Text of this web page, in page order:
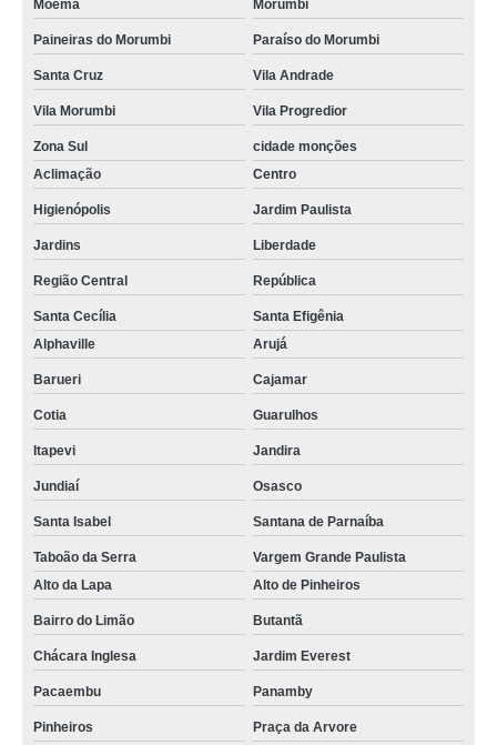
Moema Morumbi
Paineiras do Morumbi Paraíso do Morumbi
Santa Cruz Vila Andrade
Vila Morumbi Vila Progredior
Zona Sul
cidade monções
Aclimação
Centro
Higienópolis Jardim Paulista
Jardins Liberdade
Região Central República
Santa Cecília
Santa Efigênia
Alphaville
Arujá
Barueri Cajamar
Cotia Guarulhos
Itapevi Jandira
Jundiaí Osasco
Santa Isabel Santana de Parnaíba
Taboão da Serra
Vargem Grande Paulista
Alto da Lapa
Alto de Pinheiros
Bairro do Limão Butantã
Chácara Inglesa Jardim Everest
Pacaembu Panamby
Pinheiros Praça da Arvore